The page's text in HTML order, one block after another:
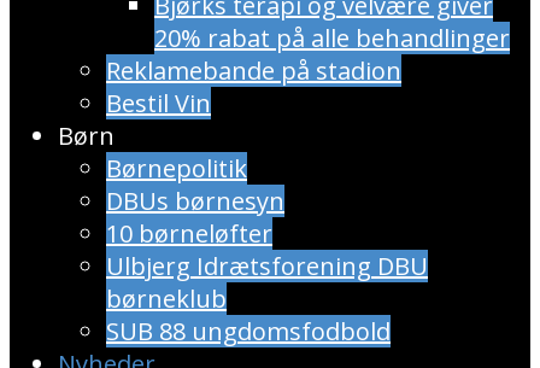
20% rabat på alle behandlinger
Reklamebande på stadion
Bestil Vin
Børn
Børnepolitik
DBUs børnesyn
10 børneløfter
Ulbjerg Idrætsforening DBU
børneklub
SUB 88 ungdomsfodbold